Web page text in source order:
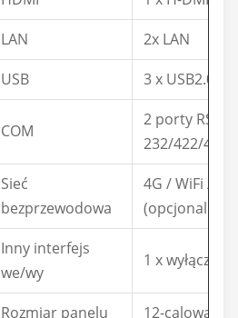
LAN
2x LAN
USB
3 x USB2.0 /
COM
2 porty RS-
232/422/485
Sieć
bezprzewodowa
4G / WiFi /
(opcjonalnie)
Inny interfejs
we/wy
1 x wyłącznik
Rozmiar panelu
12-calowa